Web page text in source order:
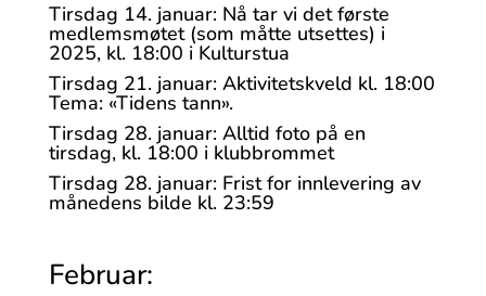
Tirsdag 14. januar: Nå tar vi det første
medlemsmøtet (som måtte utsettes) i
2025, kl. 18:00 i Kulturstua
Tirsdag 21. januar: Aktivitetskveld kl. 18:00
Tema: «Tidens tann».
Tirsdag 28. januar: Alltid foto på en
tirsdag, kl. 18:00 i klubbrommet
Tirsdag 28. januar: Frist for innlevering av
månedens bilde kl. 23:59
Februar: